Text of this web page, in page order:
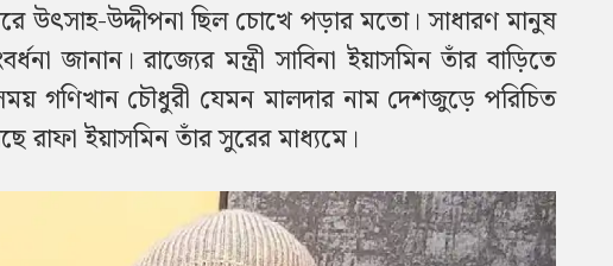
উৎসাহ-উদ্দীপনা ছিল চোখে পড়ার মতো। সাধারণ মানুষ
জানান। রাজ্যের মন্ত্রী সাবিনা ইয়াসমিন তাঁর বাড়িতে
গণিখান চৌধুরী যেমন মালদার নাম দেশজুড়ে পরিচিত
ইয়াসমিন তাঁর সুরের মাধ্যমে।